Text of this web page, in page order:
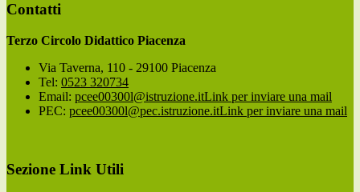
Contatti
Terzo Circolo Didattico Piacenza
Via Taverna, 110 - 29100 Piacenza
Tel: 0523 320734
Email: pcee00300l@istruzione.itLink per inviare una mail
PEC: pcee00300l@pec.istruzione.itLink per inviare una mail
Sezione Link Utili